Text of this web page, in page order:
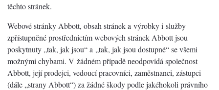
těchto stránek.
Webové stránky Abbott, obsah stránek a výrobky i služby
zpřístupněné prostřednictím webových stránek Abbott jsou
poskytnuty „tak, jak jsou“ a „tak, jak jsou dostupné“ se všemi
možnými chybami. V žádném případě neodpovídá společnost
Abbott, její prodejci, vedoucí pracovníci, zaměstnanci, zástupci
(dále „strany Abbott“) za žádné škody podle jakéhokoli právního